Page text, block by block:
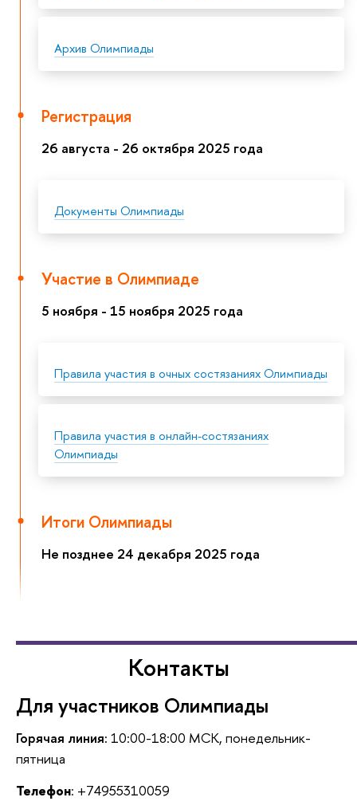
Архив Олимпиады
Регистрация
26 августа - 26 октября 2025 года
Документы Олимпиады
Участие в Олимпиаде
5 ноября - 15 ноября 2025 года
Правила участия в очных состязаниях Олимпиады
Правила участия в онлайн-состязаниях
Олимпиады
Итоги Олимпиады
Не позднее 24 декабря 2025 года
Контакты
Для участников Олимпиады
Горячая линия: 10:00-18:00 МСК, понедельник-
пятница
Телефон: +74955310059